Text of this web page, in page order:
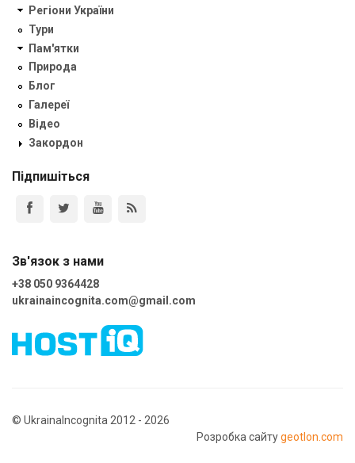
Регіони України
Тури
Пам'ятки
Природа
Блог
Галереї
Відео
Закордон
Підпишіться
Зв'язок з нами
+38 050 9364428
ukrainaincognita.com@gmail.com
© UkrainaIncognita 2012 - 2026
Розробка сайтуgeotlon.com